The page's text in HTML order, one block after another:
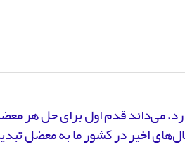
می‌داند قدم اول برای حل هر
اخیر در کشور ما به معضل